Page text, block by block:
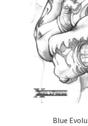
Blue